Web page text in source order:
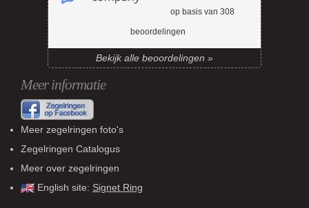
op basis van 308
beoordelingen
Bekijk alle beoordelingen »
Meer informatie
Meer zegelringen foto's
Zegelringen Catalogus
Meer over zegelringen
English site: Signet Ring